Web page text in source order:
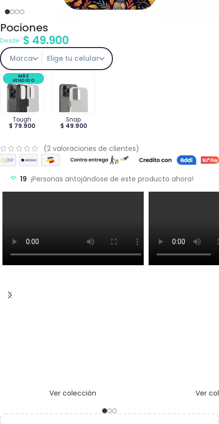
Pociones
Desde $ 49.900
Marca Elige tu celular
Tough
$ 79.900
MÁS
VENDIDO
Snap
$ 49.900
(2 valoraciones de clientes)
19 ¡Personas antojándose de este producto ahora!
Ver colección Ver